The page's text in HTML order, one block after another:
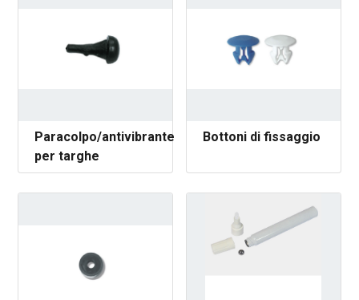
Paracolpo/antivibrante
per targhe
Bottoni di fissaggio